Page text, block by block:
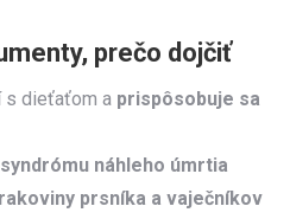
prečo dojčiť
s dieťaťom a prispôsobuje sa
náhleho úmrtia
prsníka a vaječníkov